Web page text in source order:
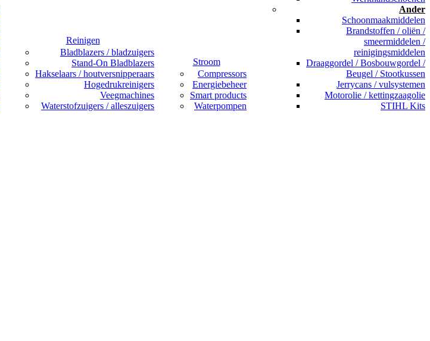
Reinigen
Bladblazers / bladzuigers
Stand-On Bladblazers
Hakselaars / houtversnipperaars
Hogedrukreinigers
Veegmachines
Waterstofzuigers / alleszuigers
Stroom
Compressors
Energiebeheer
Smart products
Waterpompen
Ander
Schoonmaakmiddelen
Brandstoffen / oliën /
smeermiddelen /
reinigingsmiddelen
Draaggordel / Bosbouwgordel /
Beugel / Stootkussen
Jerrycans / vulsystemen
Motorolie / kettingzaagolie
STIHL Kits